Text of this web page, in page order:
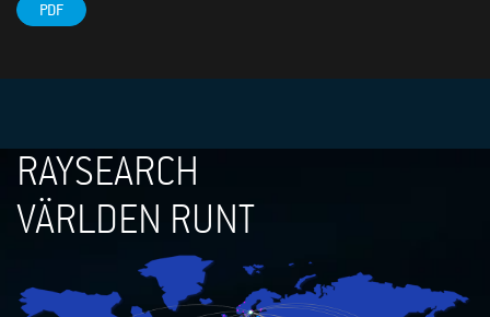
PDF
RAYSEARCH
VÄRLDEN RUNT